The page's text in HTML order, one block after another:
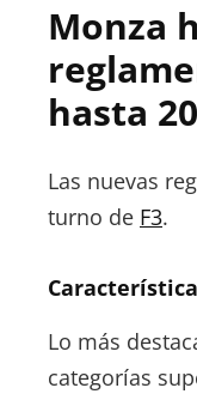
Monza
hasta
Las nuevas
turno de F3.
Lo más
categorías